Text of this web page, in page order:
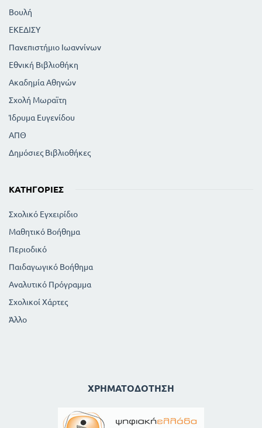
Βουλή
ΕΚΕΔΙΣΥ
Πανεπιστήμιο Ιωαννίνων
Εθνική Βιβλιοθήκη
Ακαδημία Αθηνών
Σχολή Μωραϊτη
Ίδρυμα Ευγενίδου
ΑΠΘ
Δημόσιες Βιβλιοθήκες
ΚΑΤΗΓΟΡΊΕΣ
Σχολικό Εγχειρίδιο
Μαθητικό Βοήθημα
Περιοδικό
Παιδαγωγικό Βοήθημα
Αναλυτικό Πρόγραμμα
Σχολικοί Χάρτες
Άλλο
ΧΡΗΜΑΤΟΔΌΤΗΣΗ